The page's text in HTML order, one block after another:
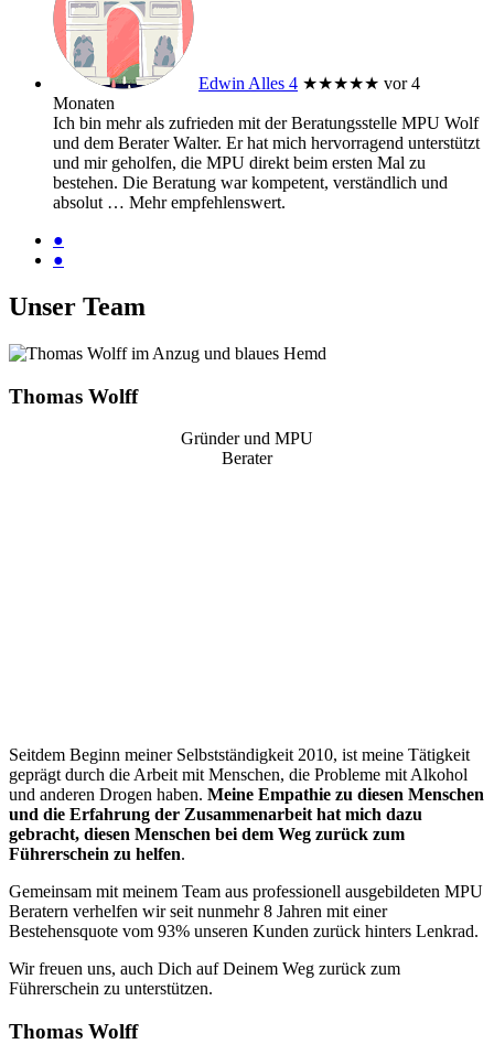
Edwin Alles 4 ★★★★★ vor 4
Monaten
Ich bin mehr als zufrieden mit der Beratungsstelle MPU Wolf
und dem Berater Walter. Er hat mich hervorragend unterstützt
und mir geholfen, die MPU direkt beim ersten Mal zu
bestehen. Die Beratung war kompetent, verständlich und
absolut … Mehrempfehlenswert.
●
●
Unser Team
Thomas Wolff
Gründer und MPU
Berater
Seitdem Beginn meiner Selbstständigkeit 2010, ist meine Tätigkeit
geprägt durch die Arbeit mit Menschen, die Probleme mit Alkohol
und anderen Drogen haben. Meine Empathie zu diesen Menschen
und die Erfahrung der Zusammenarbeit hat mich dazu
gebracht, diesen Menschen bei dem Weg zurück zum
Führerschein zu helfen.
Gemeinsam mit meinem Team aus professionell ausgebildeten MPU
Beratern verhelfen wir seit nunmehr 8 Jahren mit einer
Bestehensquote vom 93% unseren Kunden zurück hinters Lenkrad.
Wir freuen uns, auch Dich auf Deinem Weg zurück zum
Führerschein zu unterstützen.
Thomas Wolff